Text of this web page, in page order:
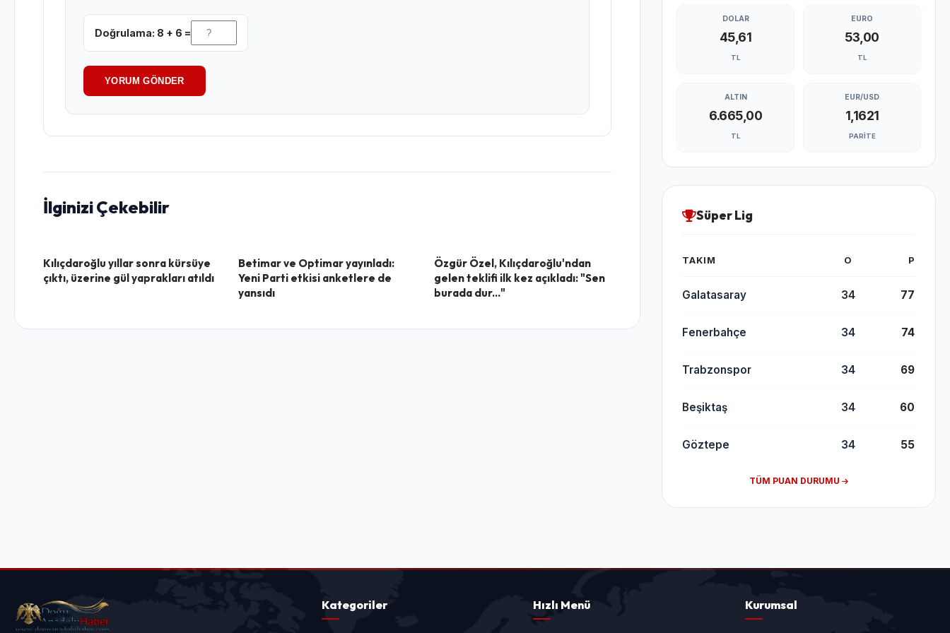
Doğrulama: 8 + 6 =
YORUM GÖNDER
İlginizi Çekebilir
Kılıçdaroğlu yıllar sonra kürsüye
çıktı, üzerine gül yaprakları atıldı
Betimar ve Optimar yayınladı:
Yeni Parti etkisi anketlere de
yansıdı
Özgür Özel, Kılıçdaroğlu'ndan
gelen teklifi ilk kez açıkladı: "Sen
burada dur..."
DOLAR
45,61
TL
EURO
53,00
TL
ALTIN
6.665,00
TL
EUR/USD
1,1621
PARITE
Süper Lig
TAKIM O P
Galatasaray 34 77
Fenerbahçe 34 74
Trabzonspor 34 69
Beşiktaş 34 60
Göztepe 34 55
TÜM PUAN DURUMU
Kategoriler Hızlı Menü Kurumsal